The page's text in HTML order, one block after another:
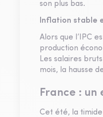
son plus bas.
Inflation stable
Alors que l’IPC
production
Les salaires
mois, la hausse
France : un
Cet été, la